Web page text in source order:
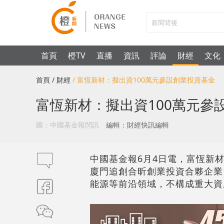
首頁 橙TV 直播 資訊 評論 財經 文化
首頁 / 財經 / 富恆新材：擬出資100萬元參設創業投資基金
富恆新材：擬出資100萬元參
圖：中國基金報閃訊 編輯：財經快訊編輯
中國基金報6月4日電，富恆新
廈門追創合昕創業投資合夥企
能源等前沿領域，不構成重大